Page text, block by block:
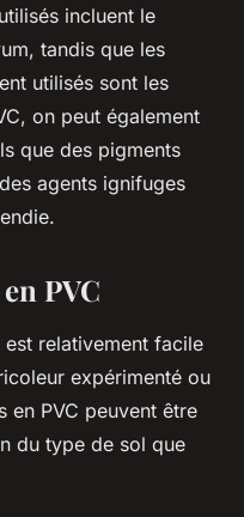
incluent le
tandis que les
utilisés sont les
on peut également
que des pigments
agents ignifuges
PVC
est relativement facile
expérimenté ou
en PVC peuvent être
du type de sol que